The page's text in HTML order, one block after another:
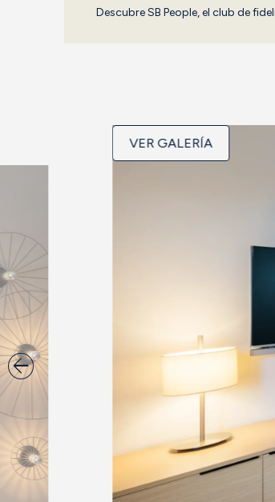
Descubre SB People, el club de
VER GALERÍA